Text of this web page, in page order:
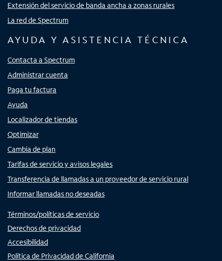
Extensión del servicio de banda ancha a zonas rurales
La red de Spectrum
AYUDA Y ASISTENCIA TÉCNICA
Contacta a Spectrum
Administrar cuenta
Paga tu factura
Ayuda
Localizador de tiendas
Optimizar
Cambia de plan
Tarifas de servicio y avisos legales
Transferencia de llamadas a un proveedor de servicio rural
Informar llamadas no deseadas
Términos/políticas de servicio
Derechos de privacidad
Accesibilidad
Política de Privacidad de California